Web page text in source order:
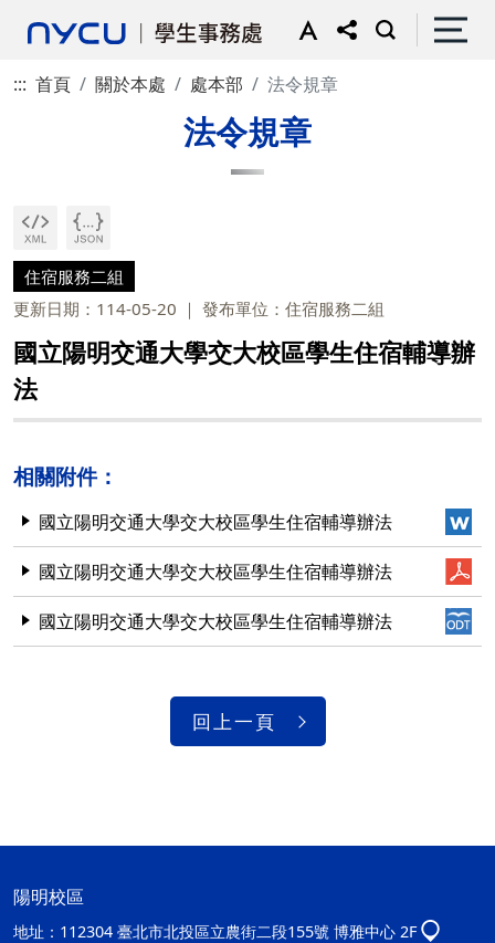
::: 首頁 關於本處 處本部 法令規章
法令規章
住宿服務二組
更新日期：114-05-20
發布單位：住宿服務二組
國立陽明交通大學交大校區學生住宿輔導辦
法
相關附件：
國立陽明交通大學交大校區學生住宿輔導辦法
國立陽明交通大學交大校區學生住宿輔導辦法
國立陽明交通大學交大校區學生住宿輔導辦法
回上一頁
陽明校區
地址： 112304 臺北市北投區立農街二段155號 博雅中心 2F